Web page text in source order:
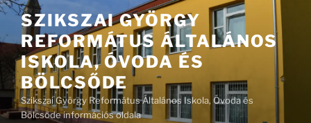
Tartalomhoz
SZIKSZAI GYÖRGY
REFORMÁTUS ÁLTALÁNOS
ISKOLA, ÓVODA ÉS
BÖLCSŐDE
Szikszai György Református Általános Iskola, Óvoda és
Bölcsőde információs oldala